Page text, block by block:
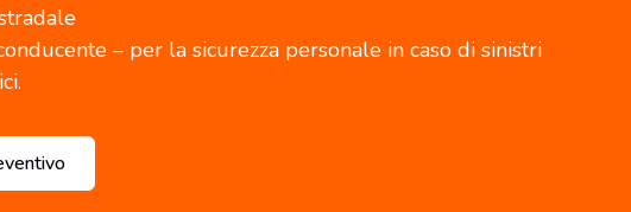
– per la sicurezza personale in caso di sinistri